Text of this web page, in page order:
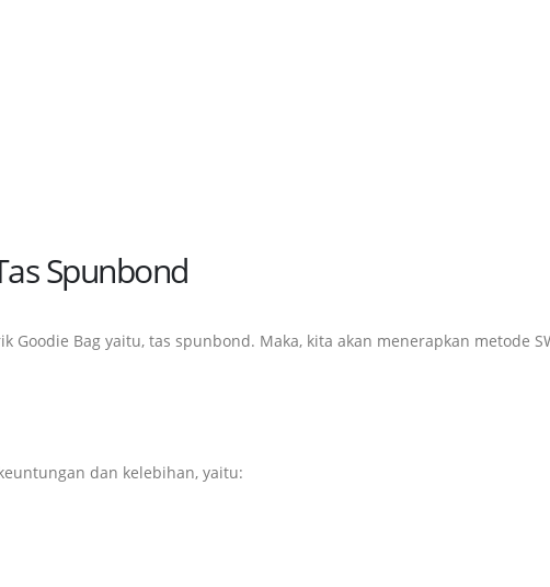
Spunbond
Goodie Bag yaitu, tas spunbond. Maka, kita akan menerapkan metode
dan kelebihan, yaitu: